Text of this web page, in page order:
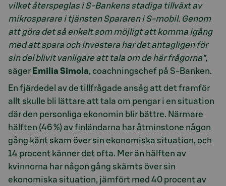
vilket återspeglas i S-Bankens stadiga tillväxt av
mikrosparare i tjänsten Spararen i S-mobil. Genom
att göra det så enkelt som möjligt att komma igång
med att spara och investera har det antagligen för
sin del blivit vanligare att tala om de här frågorna",
säger Emilia Simola, coachningschef på S-Banken.
En fjärdedel av de tillfrågade ansåg att det framför
allt skulle bli lättare att tala om pengar i en situation
där den personliga ekonomin blir bättre. Närmare
hälften (46 %) av finländarna har åtminstone någon
gång känt skam över sin ekonomiska situation, och
14 procent känner det ofta. Mer än hälften av
kvinnorna har någon gång skämts över sin
ekonomiska situation, jämfört med 40 procent av